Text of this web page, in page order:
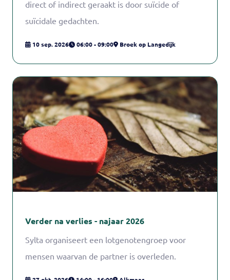
direct of indirect geraakt is door suïcide of
suïcidale gedachten.
10 sep. 2026 06:00 - 09:00 Broek op Langedijk
Verder na verlies - najaar 2026
Sylta organiseert een lotgenotengroep voor
mensen waarvan de partner is overleden.